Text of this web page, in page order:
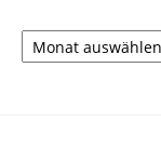
Archiv